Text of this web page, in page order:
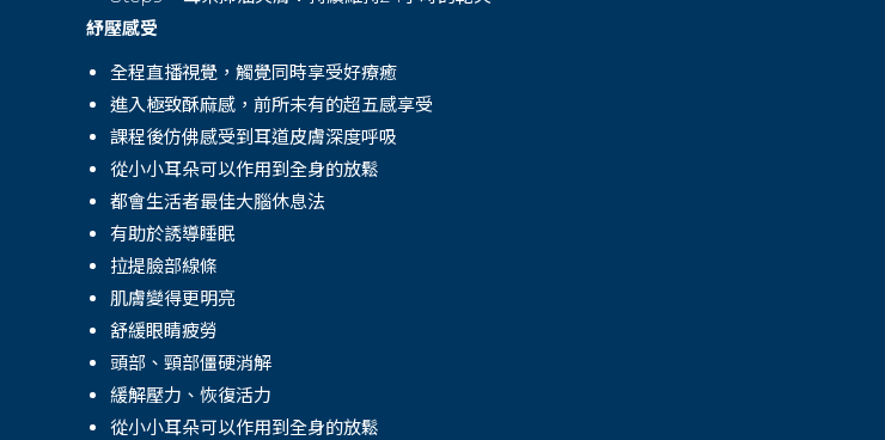
紓壓感受
全程直播視覺，觸覺同時享受好療癒
進入極致酥麻感，前所未有的超五感享受
課程後仿佛感受到耳道皮膚深度呼吸
從小小耳朵可以作用到全身的放鬆
都會生活者最佳大腦休息法
有助於誘導睡眠
拉提臉部線條
肌膚變得更明亮
舒緩眼睛疲勞
頭部、頸部僵硬消解
緩解壓力、恢復活力
從小小耳朵可以作用到全身的放鬆